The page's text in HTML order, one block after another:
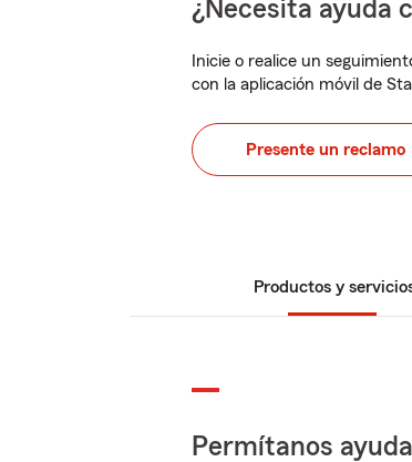
¿Necesita ayuda
Inicie o realice un
con la aplicación móvil de
Presente un reclamo
Productos y
Permítanos